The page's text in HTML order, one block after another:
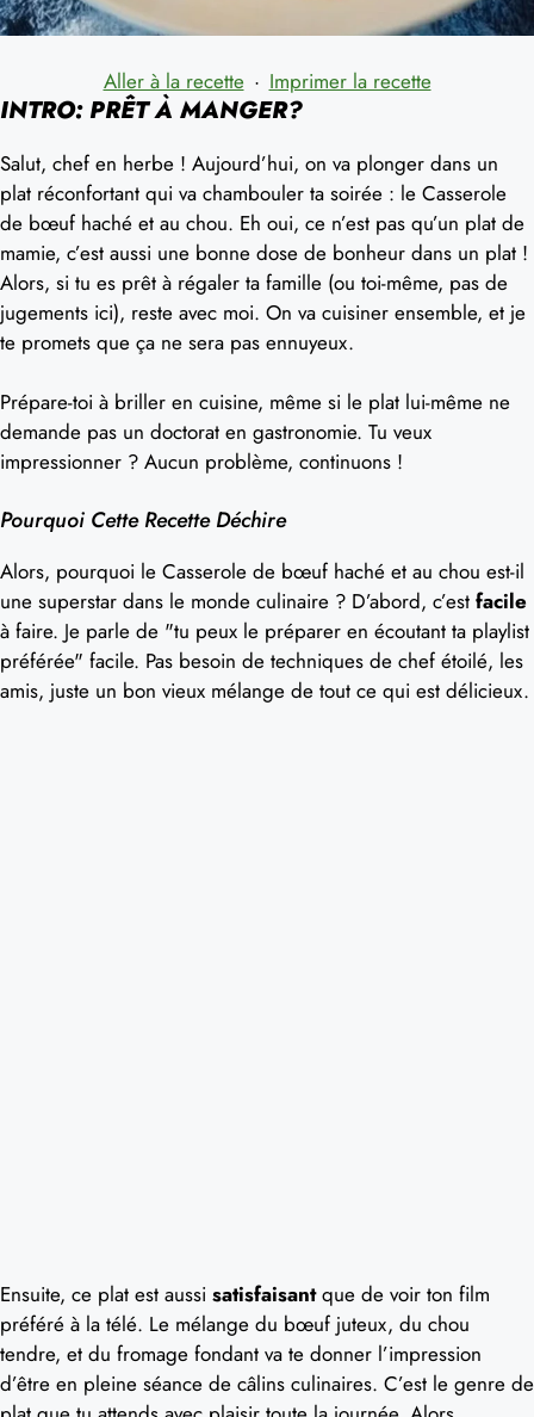
Aller à la recette · Imprimer la recette
INTRO: PRÊT À MANGER?
Salut, chef en herbe ! Aujourd’hui, on va plonger dans un
plat réconfortant qui va chambouler ta soirée : le Casserole
de bœuf haché et au chou. Eh oui, ce n’est pas qu’un plat de
mamie, c’est aussi une bonne dose de bonheur dans un plat !
Alors, si tu es prêt à régaler ta famille (ou toi-même, pas de
jugements ici), reste avec moi. On va cuisiner ensemble, et je
te promets que ça ne sera pas ennuyeux.
Prépare-toi à briller en cuisine, même si le plat lui-même ne
demande pas un doctorat en gastronomie. Tu veux
impressionner ? Aucun problème, continuons !
Pourquoi Cette Recette Déchire
Alors, pourquoi le Casserole de bœuf haché et au chou est-il
une superstar dans le monde culinaire ? D’abord, c’est facile
à faire. Je parle de "tu peux le préparer en écoutant ta playlist
préférée" facile. Pas besoin de techniques de chef étoilé, les
amis, juste un bon vieux mélange de tout ce qui est délicieux.
Ensuite, ce plat est aussi satisfaisantque de voir ton film
préféré à la télé. Le mélange du bœuf juteux, du chou
tendre, et du fromage fondant va te donner l’impression
d’être en pleine séance de câlins culinaires. C’est le genre de